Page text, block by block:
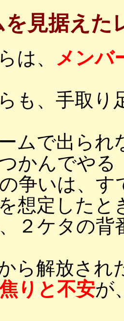
を見据えた
は、 メンバ
も、手取り
ームで出ら
かんでやる
争いは、す
想定したと
２ケタの背
から解放さ
りと不安が